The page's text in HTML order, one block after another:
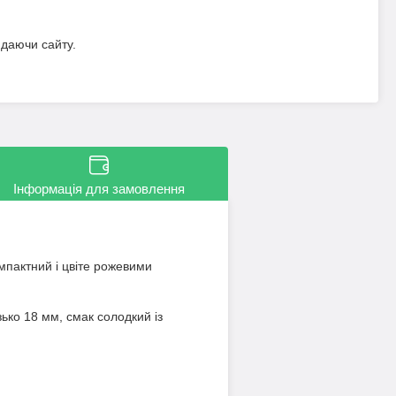
сайту.
Інформація для замовлення
і цвіте рожевими
18 мм, смак солодкий із